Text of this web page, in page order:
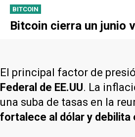
BITCOIN
Bitcoin cierra un junio
El principal factor de
Federal de EE.UU. La
una suba de tasas en la
fortalece al dólar y